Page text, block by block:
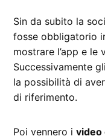
Sin da subito la
fosse obbligatorio
mostrare l’app e le
Successivamente
la possibilità di
di riferimento.
Poi vennero ivideo